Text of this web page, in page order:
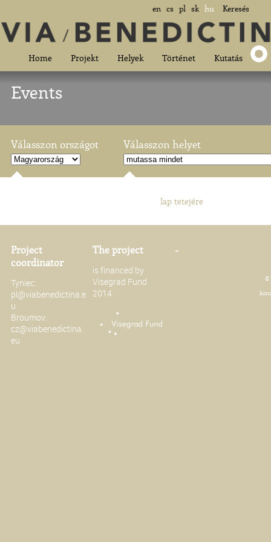
en cs pl sk hu Keresés
Home Projekt Helyek Történet Kutatás
Events
Válasszon országot Válasszon helyet
lap tetejére
Project
coordinator
Tyniec:
pl@viabenedictina.e
u
Broumov:
cz@viabenedictina.
eu
The project
is financed by
Visegrad Fund
2014
-
©